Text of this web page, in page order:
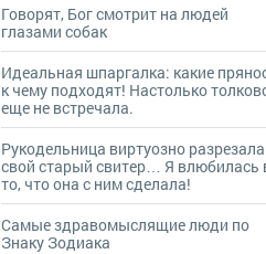
Говорят, Бог смотрит на людей
глазами собак
Идеальная шпаргалка: какие
к чему подходят! Настолько
еще не встречала.
Рукодельница виртуозно разрезала
свой старый свитер… Я влюбилась
то, что она с ним сделала!
Самые здравомыслящие люди по
Знаку Зодиака